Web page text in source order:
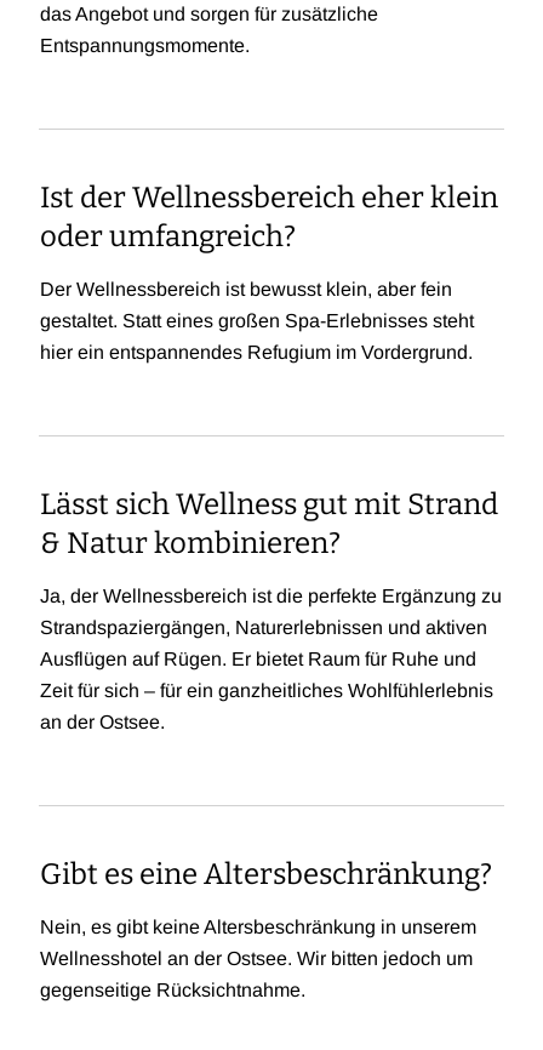
das Angebot und sorgen für zusätzliche
Entspannungsmomente.
Ist der Wellnessbereich eher klein
oder umfangreich?
Der Wellnessbereich ist bewusst klein, aber fein
gestaltet. Statt eines großen Spa-Erlebnisses steht
hier ein entspannendes Refugium im Vordergrund.
Lässt sich Wellness gut mit Strand
& Natur kombinieren?
Ja, der Wellnessbereich ist die perfekte Ergänzung zu
Strandspaziergängen, Naturerlebnissen und aktiven
Ausflügen auf Rügen. Er bietet Raum für Ruhe und
Zeit für sich – für ein ganzheitliches Wohlfühlerlebnis
an der Ostsee.
Gibt es eine Altersbeschränkung?
Nein, es gibt keine Altersbeschränkung in unserem
Wellnesshotel an der Ostsee. Wir bitten jedoch um
gegenseitige Rücksichtnahme.